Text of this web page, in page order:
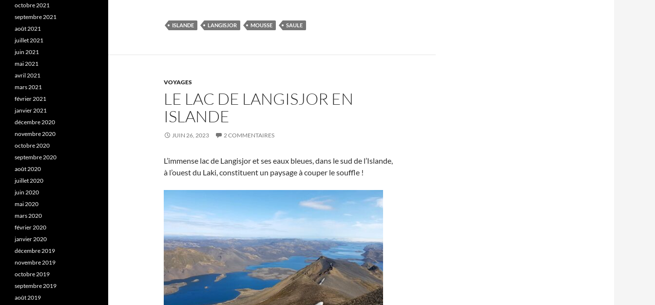
ISLANDE LANGISJOR MOUSSE SAULE
VOYAGES
LE LAC DE LANGISJOR EN
ISLANDE
JUIN 26, 2023 2 COMMENTAIRES
L’immense lac de Langisjor et ses eaux bleues, dans le sud de l’Islande,
à l’ouest du Laki, constituent un paysage à couper le souffle !
octobre 2021
septembre 2021
août 2021
juillet 2021
juin 2021
mai 2021
avril 2021
mars 2021
février 2021
janvier 2021
décembre 2020
novembre 2020
octobre 2020
septembre 2020
août 2020
juillet 2020
juin 2020
mai 2020
mars 2020
février 2020
janvier 2020
décembre 2019
novembre 2019
octobre 2019
septembre 2019
août 2019